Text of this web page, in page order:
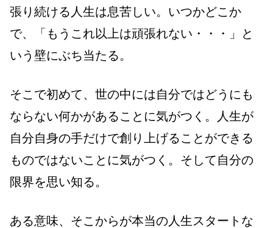
張り続ける人生は息苦しい。いつかどこか
で、「もうこれ以上は頑張れない・・・」と
いう壁にぶち当たる。
そこで初めて、世の中には自分ではどうにも
ならない何かがあることに気がつく。人生が
自分自身の手だけで創り上げることができる
ものではないことに気がつく。そして自分の
限界を思い知る。
ある意味、そこからが本当の人生スタートな